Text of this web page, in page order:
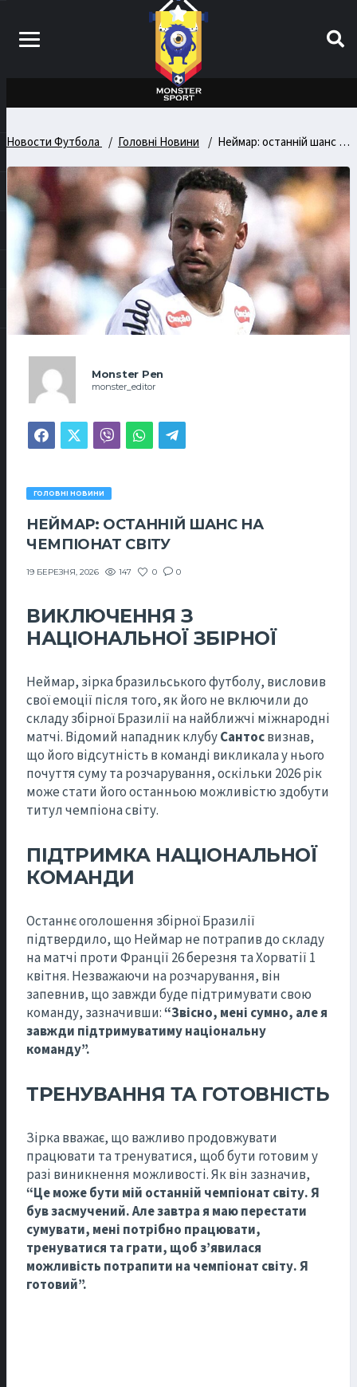
Новости Футбола Головні Новини Неймар: останній шанс на чемпіонат світу
Monster Pen
monster_editor
ГОЛОВНІ НОВИНИ
НЕЙМАР: ОСТАННІЙ ШАНС НА
ЧЕМПІОНАТ СВІТУ
19 БЕРЕЗНЯ, 2026 147 0 0
ВИКЛЮЧЕННЯ З
НАЦІОНАЛЬНОЇ ЗБІРНОЇ
Неймар, зірка бразильського футболу, висловив
свої емоції після того, як його не включили до
складу збірної Бразилії на найближчі міжнародні
матчі. Відомий нападник клубуСантосвизнав,
що його відсутність в команді викликала у нього
почуття суму та розчарування, оскільки 2026 рік
може стати його останньою можливістю здобути
титул чемпіона світу.
ПІДТРИМКА НАЦІОНАЛЬНОЇ
КОМАНДИ
Останнє оголошення збірної Бразилії
підтвердило, що Неймар не потрапив до складу
на матчі проти Франції 26 березня та Хорватії 1
квітня. Незважаючи на розчарування, він
запевнив, що завжди буде підтримувати свою
команду, зазначивши:“Звісно, мені сумно, але я
завжди підтримуватиму національну
команду”.
ТРЕНУВАННЯ ТА ГОТОВНІСТЬ
Зірка вважає, що важливо продовжувати
працювати та тренуватися, щоб бути готовим у
разі виникнення можливості. Як він зазначив,
“Це може бути мій останній чемпіонат світу. Я
був засмучений. Але завтра я маю перестати
сумувати, мені потрібно працювати,
тренуватися та грати, щоб з’явилася
можливість потрапити на чемпіонат світу. Я
готовий”.